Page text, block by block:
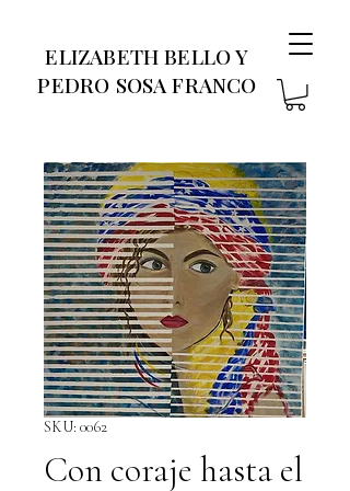
ELIZABETH BELLO Y
PEDRO SOSA FRANCO
SKU: 0062
Con coraje hasta el